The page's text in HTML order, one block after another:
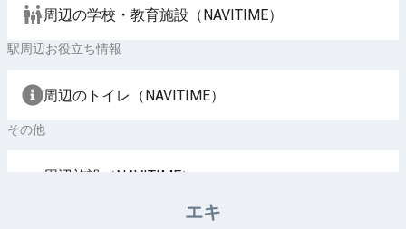
周辺の学校・教育施設（NAVITIME）
駅周辺お役立ち情報
周辺のトイレ（NAVITIME）
その他
周辺施設（NAVITIME）
エキ